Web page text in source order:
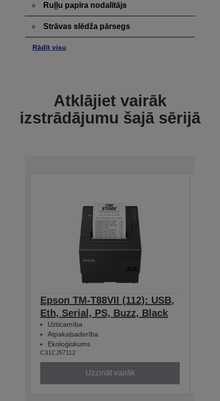
Ruļļu papīra nodalītājs
Strāvas slēdža pārsegs
Rādīt visu
Atklājiet vairāk
izstrādājumu šajā sērijā
Epson TM-T88VII (112): USB,
Eth, Serial, PS, Buzz, Black
Uzticamība
Atpakaļsaderība
Ekoloģiskums
C31CJ57112
Uzzināt vairāk